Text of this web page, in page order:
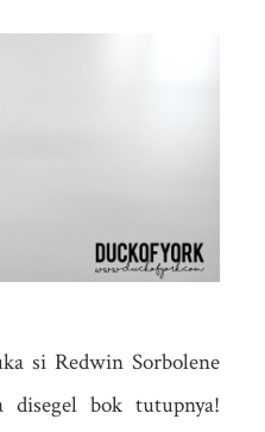
si Redwin Sorbolene
bok tutupnya!